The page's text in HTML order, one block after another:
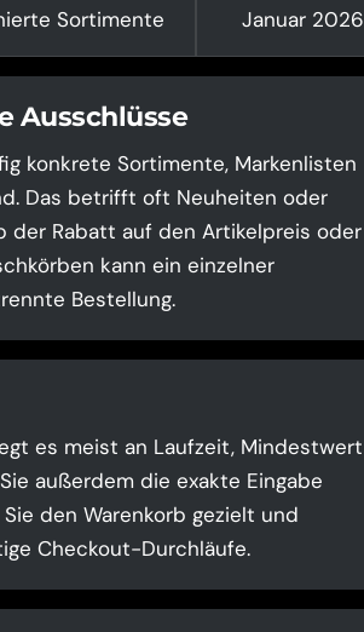
Sortimente Januar 2026
Ausschlüsse
konkrete Sortimente, Markenlisten
Das betrifft oft Neuheiten oder
der Rabatt auf den Artikelpreis oder
kann ein einzelner
Bestellung.
es meist an Laufzeit, Mindestwert
außerdem die exakte Eingabe
den Warenkorb gezielt und
Checkout-Durchläufe.